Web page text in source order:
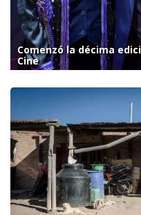
Comenzó la décima
Cine